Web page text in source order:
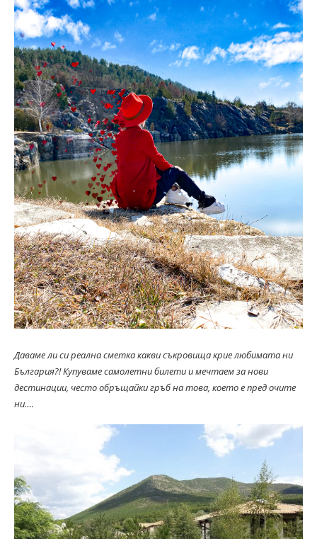
Даваме ли си реална сметка какви съкровища крие любимата ни
България?! Купуваме самолетни билети и мечтаем за нови
дестинации, често обръщайки гръб на това, което е пред очите
ни….